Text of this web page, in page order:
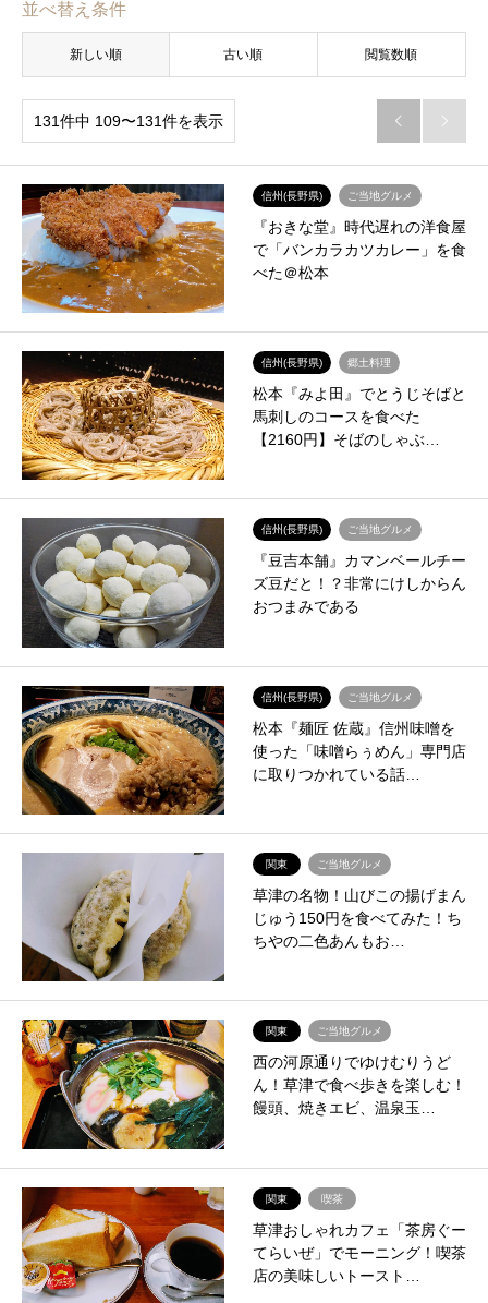
並べ替え条件
新しい順 古い順 閲覧数順
131件中 109〜131件を表示  
信州(長野県) ご当地グルメ
『おきな堂』時代遅れの洋食屋
で「バンカラカツカレー」を食
べた＠松本
信州(長野県) 郷土料理
松本『みよ田』でとうじそばと
馬刺しのコースを食べた
【2160円】そばのしゃぶ…
信州(長野県) ご当地グルメ
『豆吉本舗』カマンベールチー
ズ豆だと！？非常にけしからん
おつまみである
信州(長野県) ご当地グルメ
松本『麺匠 佐蔵』信州味噌を
使った「味噌らぅめん」専門店
に取りつかれている話…
関東 ご当地グルメ
草津の名物！山びこの揚げまん
じゅう150円を食べてみた！ち
ちやの二色あんもお…
関東 ご当地グルメ
西の河原通りでゆけむりうど
ん！草津で食べ歩きを楽しむ！
饅頭、焼きエビ、温泉玉…
関東 喫茶
草津おしゃれカフェ「茶房ぐー
てらいぜ」でモーニング！喫茶
店の美味しいトースト…